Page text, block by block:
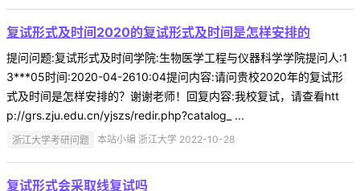
复试形式及时间2020的复试形式及时间是怎样安排的
提问问题:复试形式及时间学院:生物医学工程与仪器科学学院提问人:1
3***05时间:2020-04-2610:04提问内容:请问贵校2020年的复试形
式及时间是怎样安排的？谢谢老师！回复内容:我校复试，请查看htt
p://grs.zju.edu.cn/yjszs/redir.php?catalog_ ...
浙江大学考研问题 本站小编 浙江大学 2022-10-28
复试形式会采取线复试吗